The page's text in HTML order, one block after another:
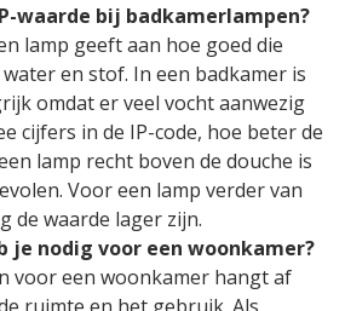
waarde bij badkamerlampen?
lamp geeft aan hoe goed die
en stof. In een badkamer is
omdat er veel vocht aanwezig
cijfers in de IP-code, hoe beter de
lamp recht boven de douche is
Voor een lamp verder van
de waarde lager zijn.
je nodig voor een woonkamer?
voor een woonkamer hangt af